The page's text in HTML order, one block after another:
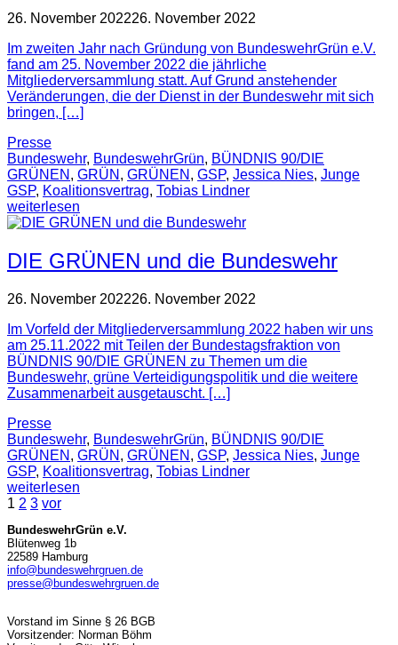
26. November 202226. November 2022
Im zweiten Jahr nach Gründung von BundeswehrGrün e.V.
fand am 25. November 2022 die jährliche
Mitgliederversammlung statt. Auf Grund anstehender
Veränderungen, die der Dienst in der Bundeswehr mit sich
bringen, […]
Presse
Bundeswehr, BundeswehrGrün, BÜNDNIS 90/DIE
GRÜNEN , GRÜN , GRÜNEN , GSP, Jessica Nies, Junge
GSP, Koalitionsvertrag, Tobias Lindner
weiterlesen
DIE GRÜNEN und die Bundeswehr
26. November 202226. November 2022
Im Vorfeld der Mitgliederversammlung 2022 haben wir uns
am 25.11.2022 mit Teilen der Bundestagsfraktion von
BÜNDNIS 90/DIE GRÜNEN zu Themen um die
Bundeswehr, grüne Verteidigungspolitik und die weitere
Zusammenarbeit ausgetauscht. […]
Presse
Bundeswehr, BundeswehrGrün, BÜNDNIS 90/DIE
GRÜNEN , GRÜN , GRÜNEN , GSP, Jessica Nies, Junge
GSP, Koalitionsvertrag, Tobias Lindner
weiterlesen
1 2 3 vor
BundeswehrGrün e.V.
Blütenweg 1b
22589 Hamburg
info@bundeswehrgruen.de
presse@bundeswehrgruen.de
Vorstand im Sinne § 26 BGB
Vorsitzender: Norman Böhm